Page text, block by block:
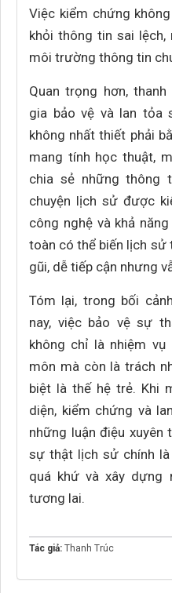
Việc kiểm chứng
khỏi thông tin sai
môi trường thông tin
Quan trọng hơn,
gia bảo vệ và lan tỏa
không nhất thiết phải
mang tính học thuật,
chia sẻ những thông
chuyện lịch sử được
công nghệ và khả
toàn có thể biến lịch sử
gũi, dễ tiếp cận nhưng
Tóm lại, trong bối
nay, việc bảo vệ sự
không chỉ là nhiệm vụ
môn mà còn là trách
biệt là thế hệ trẻ. Khi
diện, kiểm chứng và
những luận điệu xuyên
sự thật lịch sử chính
quá khứ và xây dựng
tương lai.
Tác giả: Thanh Trúc